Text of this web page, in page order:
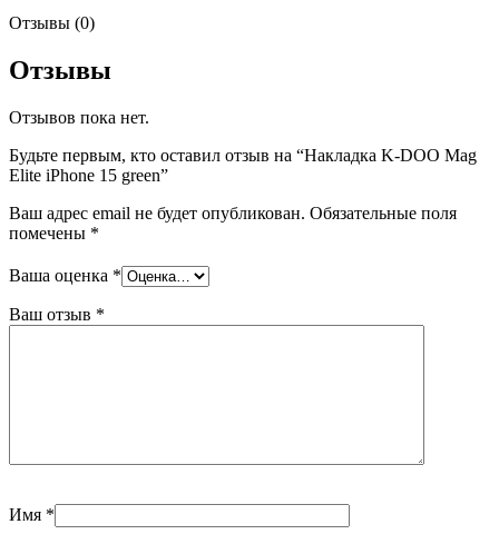
Отзывы (0)
Отзывы
Отзывов пока нет.
Будьте первым, кто оставил отзыв на “Накладка K-DOO Mag
Elite iPhone 15 green”
Ваш адрес email не будет опубликован. Обязательные поля
помечены *
Ваша оценка *
Ваш отзыв *
Имя *